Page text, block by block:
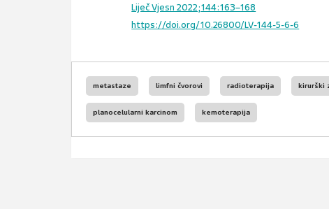
Liječ Vjesn 2022;144:163–168
https://doi.org/10.26800/LV-144-5-6-6
metastaze limfni čvorovi radioterapija kirurški
planocelularni karcinom kemoterapija